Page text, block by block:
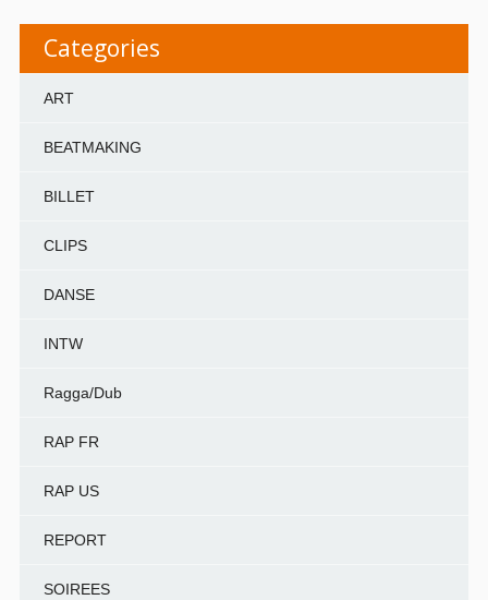
Categories
ART
BEATMAKING
BILLET
CLIPS
DANSE
INTW
Ragga/Dub
RAP FR
RAP US
REPORT
SOIREES